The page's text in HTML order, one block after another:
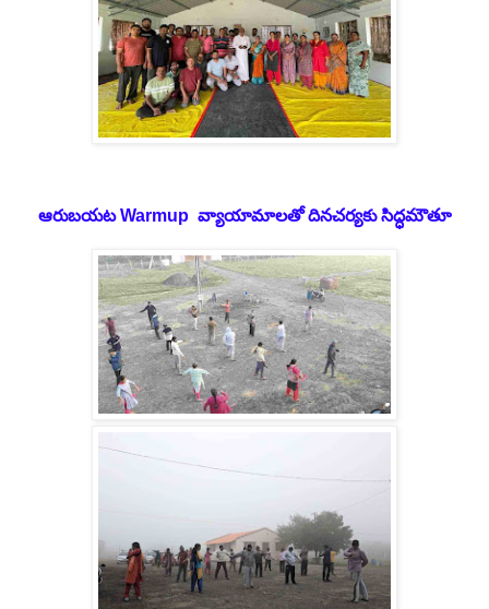
ఆరుబయట Warmup వ్యాయామాలతో దినచర్యకు సిద్ధమౌతూ